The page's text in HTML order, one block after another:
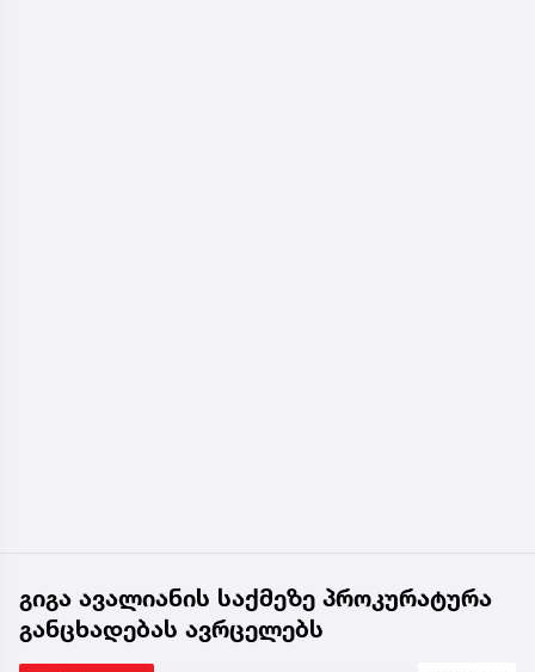
გიგა ავალიანის საქმეზე პროკურატურა
განცხადებას ავრცელებს